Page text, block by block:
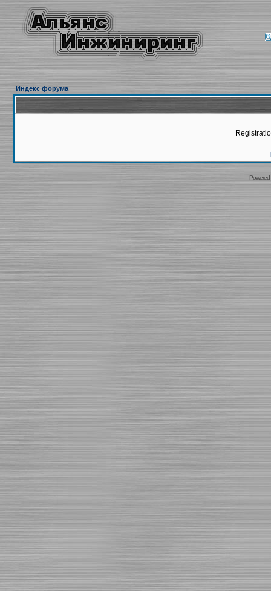
Индекс форума